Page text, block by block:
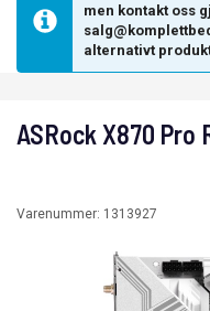
men kontakt oss
alternativt
ASRock X870 Pro
Varenummer: 1313927